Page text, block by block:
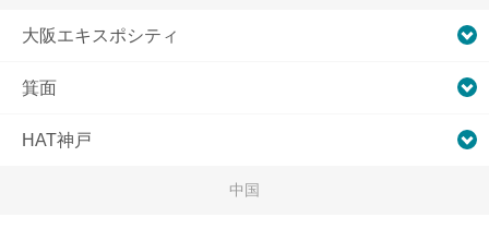
大阪エキスポシティ
箕面
HAT神戸
中国